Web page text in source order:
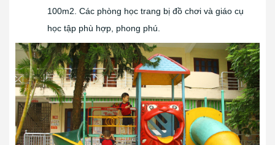
100m2. Các phòng học trang bị đồ chơi và giáo cụ
học tập phù hợp, phong phú.